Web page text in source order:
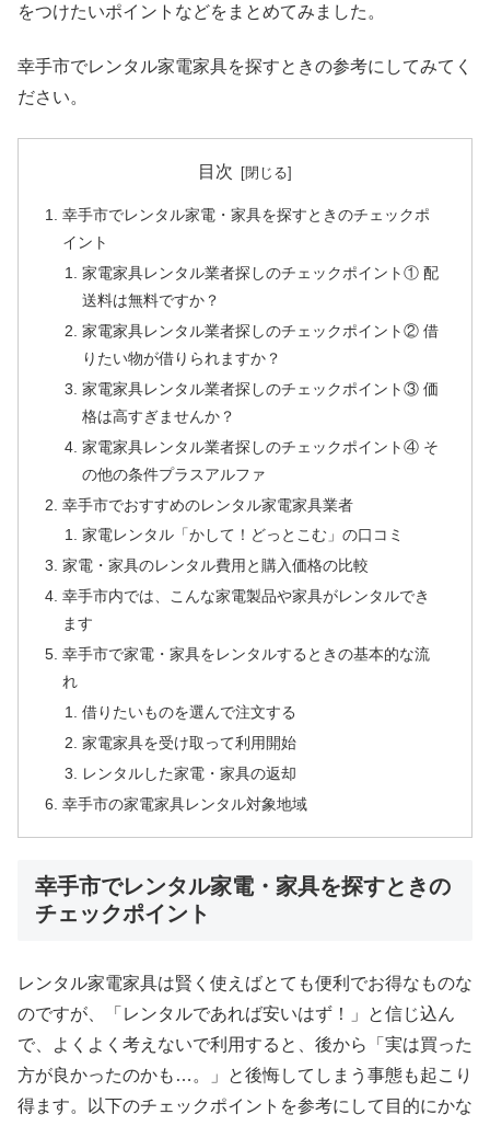
をつけたいポイントなどをまとめてみました。
幸手市でレンタル家電家具を探すときの参考にしてみてく
ださい。
目次
幸手市でレンタル家電・家具を探すときのチェックポ
イント
家電家具レンタル業者探しのチェックポイント① 配
送料は無料ですか？
家電家具レンタル業者探しのチェックポイント② 借
りたい物が借りられますか？
家電家具レンタル業者探しのチェックポイント③ 価
格は高すぎませんか？
家電家具レンタル業者探しのチェックポイント④ そ
の他の条件プラスアルファ
幸手市でおすすめのレンタル家電家具業者
家電レンタル「かして！どっとこむ」の口コミ
家電・家具のレンタル費用と購入価格の比較
幸手市内では、こんな家電製品や家具がレンタルでき
ます
幸手市で家電・家具をレンタルするときの基本的な流
れ
借りたいものを選んで注文する
家電家具を受け取って利用開始
レンタルした家電・家具の返却
幸手市の家電家具レンタル対象地域
幸手市でレンタル家電・家具を探すときの
チェックポイント
レンタル家電家具は賢く使えばとても便利でお得なものな
のですが、「レンタルであれば安いはず！」と信じ込ん
で、よくよく考えないで利用すると、後から「実は買った
方が良かったのかも…。」と後悔してしまう事態も起こり
得ます。以下のチェックポイントを参考にして目的にかな